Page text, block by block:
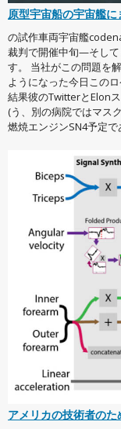
原型宇宙船の宇宙艦
の試作車両宇宙艦
裁判で開催中旬—そして
す。 当社がこの問題を
ようになった今日この
結果彼のTwitterとElon
(う、別の病院ではマス
燃焼エンジンSN4予定で
アメリカの技術者の